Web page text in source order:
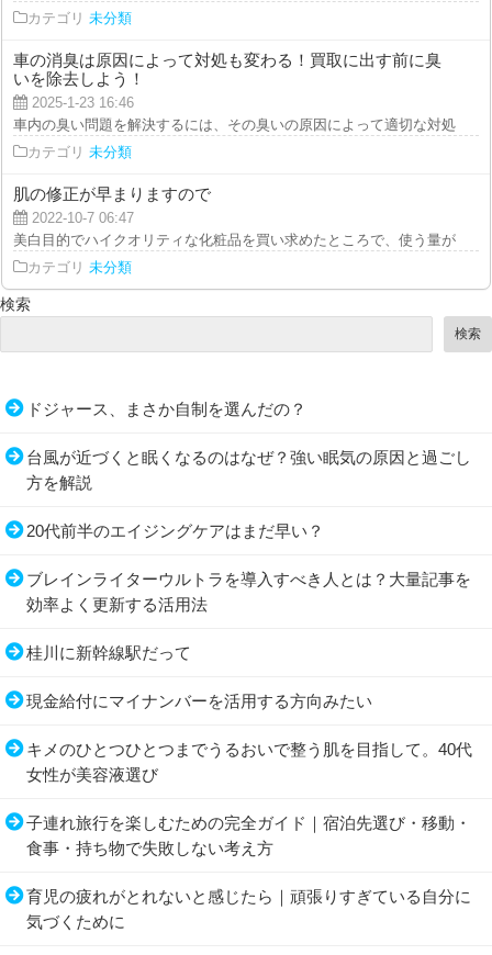
カテゴリ 未分類
車の消臭は原因によって対処も変わる！買取に出す前に臭
いを除去しよう！
2025-1-23 16:46
車内の臭い問題を解決するには、その臭いの原因によって適切な対処方法
カテゴリ 未分類
肌の修正が早まりますので
2022-10-7 06:47
美白目的でハイクオリティな化粧品を買い求めたところで、使う量が少な
カテゴリ 未分類
検索
検索
ドジャース、まさか自制を選んだの？
台風が近づくと眠くなるのはなぜ？強い眠気の原因と過ごし
方を解説
20代前半のエイジングケアはまだ早い？
ブレインライターウルトラを導入すべき人とは？大量記事を
効率よく更新する活用法
桂川に新幹線駅だって
現金給付にマイナンバーを活用する方向みたい
キメのひとつひとつまでうるおいで整う肌を目指して。40代
女性が美容液選び
子連れ旅行を楽しむための完全ガイド｜宿泊先選び・移動・
食事・持ち物で失敗しない考え方
育児の疲れがとれないと感じたら｜頑張りすぎている自分に
気づくために